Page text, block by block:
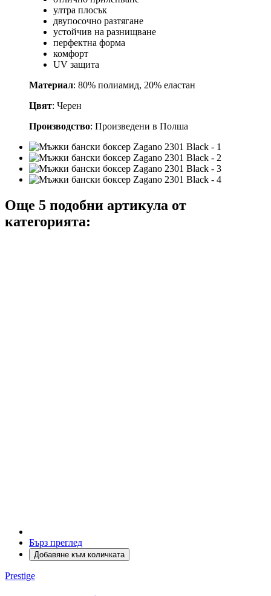
ултра плосък
двупосочно разтягане
устойчив на разнищване
перфектна форма
комфорт
UV защита
Материал: 80% полиамид, 20% еластан
Цвят: Черен
Производство: Произведени в Полша
Още 5 подобни артикула от
категорията:
Бърз преглед
Добавяне към количката
Prestige